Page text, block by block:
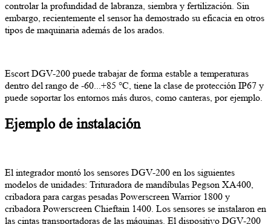
controlar la profundidad de labranza, siembra y fertilización. Sin
embargo, recientemente el sensor ha demostrado su eficacia en otros
tipos de maquinaria además de los arados.
Escort DGV-200 puede trabajar de forma estable a temperaturas
dentro del rango de -60...+85 °С, tiene la clase de protección IP67 y
puede soportar los entornos más duros, como canteras, por ejemplo.
Ejemplo de instalación
El integrador montó los sensores DGV-200 en los siguientes
modelos de unidades: Trituradora de mandíbulas Pegson XA400,
cribadora para cargas pesadas Powerscreen Warrior 1800 y
cribadora Powerscreen Chieftain 1400. Los sensores se instalaron en
las cintas transportadoras de las máquinas. El dispositivo DGV-200